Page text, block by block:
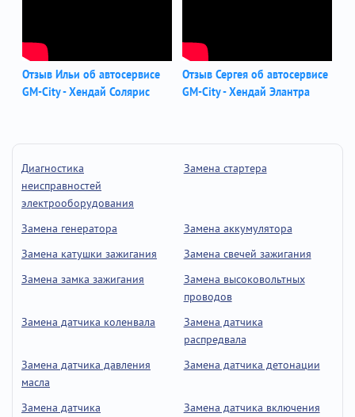
Отзыв Ильи об автосервисе
GM-City - Хендай Солярис
Отзыв Сергея об автосервисе
GM-City - Хендай Элантра
Диагностика
неисправностей
электрооборудования
Замена стартера
Замена генератора
Замена аккумулятора
Замена катушки зажигания
Замена свечей зажигания
Замена замка зажигания
Замена высоковольтных
проводов
Замена датчика коленвала
Замена датчика
распредвала
Замена датчика давления
масла
Замена датчика детонации
Замена датчика
Замена датчика включения